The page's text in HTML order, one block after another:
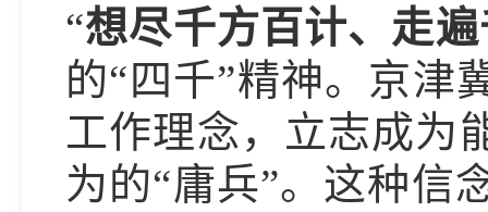
“想尽千方百计、走
的“四千”精神。京津
工作理念，立志成为
为的“庸兵”。这种信